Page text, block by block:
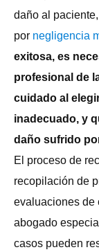
daño al
por negligencia
exitosa, es
profesional de
cuidado al
inadecuado, y
daño sufrido
El proceso de
recopilación de
evaluaciones de
abogado
casos pueden